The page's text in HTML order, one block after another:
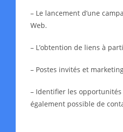
– Le lancement d’une
Web.
– L’obtention de liens à
– Postes invités et
– Identifier les opportunités
également possible de